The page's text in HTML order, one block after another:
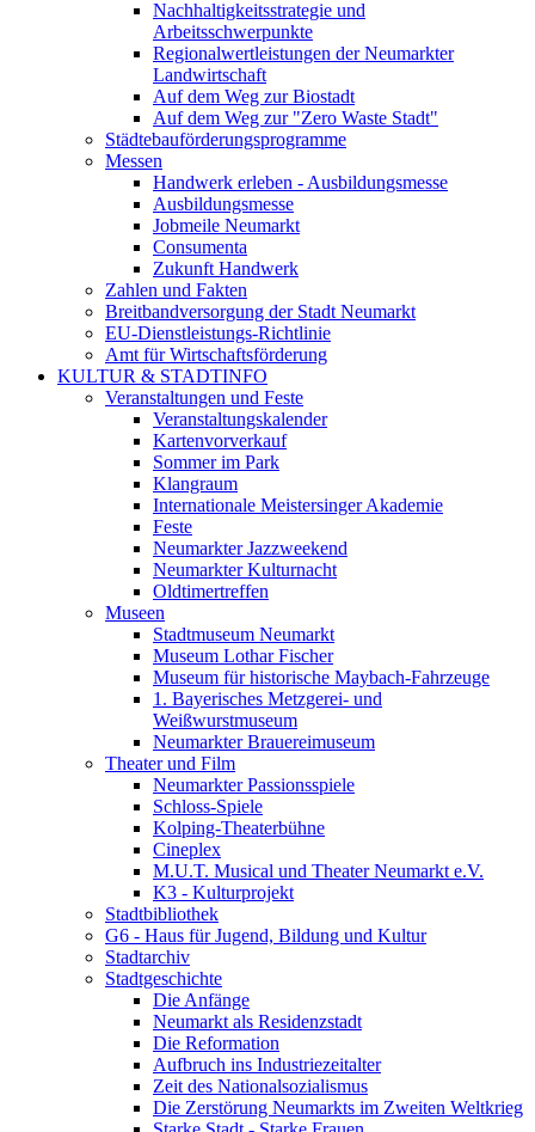
Nachhaltigkeitsstrategie und
Arbeitsschwerpunkte
Regionalwertleistungen der Neumarkter
Landwirtschaft
Auf dem Weg zur Biostadt
Auf dem Weg zur "Zero Waste Stadt"
Städtebauförderungsprogramme
Messen
Handwerk erleben - Ausbildungsmesse
Ausbildungsmesse
Jobmeile Neumarkt
Consumenta
Zukunft Handwerk
Zahlen und Fakten
Breitbandversorgung der Stadt Neumarkt
EU-Dienstleistungs-Richtlinie
Amt für Wirtschaftsförderung
KULTUR & STADTINFO
Veranstaltungen und Feste
Veranstaltungskalender
Kartenvorverkauf
Sommer im Park
Klangraum
Internationale Meistersinger Akademie
Feste
Neumarkter Jazzweekend
Neumarkter Kulturnacht
Oldtimertreffen
Museen
Stadtmuseum Neumarkt
Museum Lothar Fischer
Museum für historische Maybach-Fahrzeuge
1. Bayerisches Metzgerei- und
Weißwurstmuseum
Neumarkter Brauereimuseum
Theater und Film
Neumarkter Passionsspiele
Schloss-Spiele
Kolping-Theaterbühne
Cineplex
M.U.T. Musical und Theater Neumarkt e.V.
K3 - Kulturprojekt
Stadtbibliothek
G6 - Haus für Jugend, Bildung und Kultur
Stadtarchiv
Stadtgeschichte
Die Anfänge
Neumarkt als Residenzstadt
Die Reformation
Aufbruch ins Industriezeitalter
Zeit des Nationalsozialismus
Die Zerstörung Neumarkts im Zweiten Weltkrieg